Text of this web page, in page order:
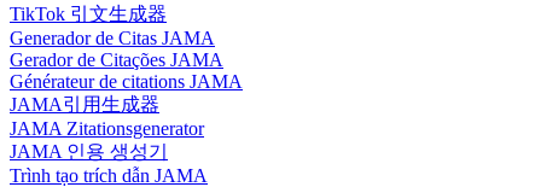
TikTok 引文生成器
Generador de Citas JAMA
Gerador de Citações JAMA
Générateur de citations JAMA
JAMA引用生成器
JAMA Zitationsgenerator
JAMA 인용 생성기
Trình tạo trích dẫn JAMA